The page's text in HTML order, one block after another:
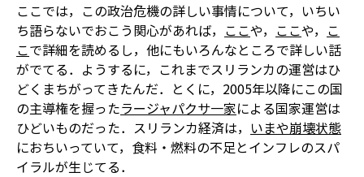
ここでは，この政治危機の詳しい事情について，いちい
ち語らないでおこう――関心があれば， ここや， ここや， こ
こで詳細を読めるし，他にもいろんなところで詳しい話
がでてる．ようするに，これまでスリランカの運営はひ
どくまちがってきたんだ．とくに，2005年以降にこの国
の主導権を握ったラージャパクサ一家による国家運営は
ひどいものだった．スリランカ経済は， いまや崩壊状態
におちいっていて，食料・燃料の不足とインフレのスパ
イラルが生じてる．